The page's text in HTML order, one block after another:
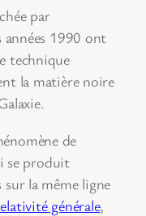
par
années 1990 ont
technique
la matière noire
de
se produit
la même ligne
générale,